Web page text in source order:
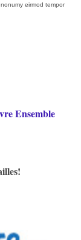
eirmod tempor
Ensemble